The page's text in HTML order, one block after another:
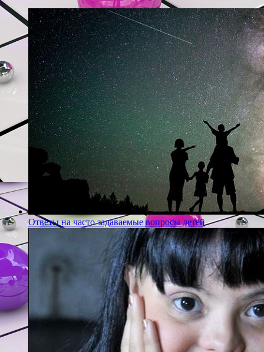
Ответы на часто задаваемые вопросы детей